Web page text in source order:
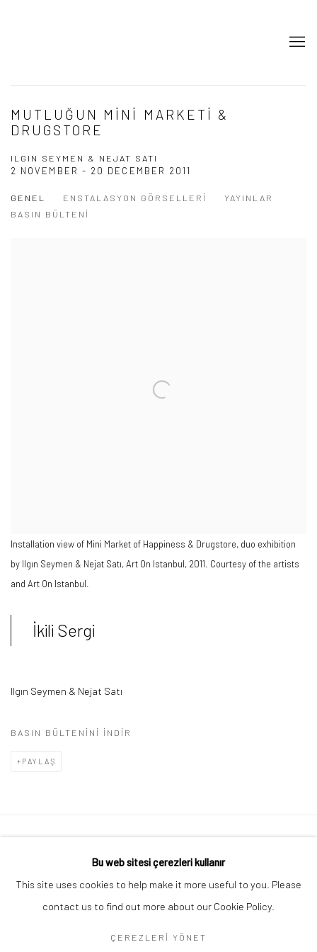
MUTLUĞUN MINI MARKETI &
DRUGSTORE
ILGIN SEYMEN & NEJAT SATI
2 NOVEMBER - 20 DECEMBER 2011
GENEL ENSTALASYON GÖRSELLERI
YAYINLAR
BASIN BÜLTENI
Installation view of Mini Market of Happiness & Drugstore, duo exhibition
by Ilgın Seymen & Nejat Satı, Art On Istanbul, 2011. Courtesy of the artists
and Art On Istanbul.
İkili Sergi
Ilgın Seymen & Nejat Satı
BASIN BÜLTENINI INDIR
PAYLAŞ
© TÜM HAKLARI SAKLIDIR 2026 ART ON ISTANBUL
SITE BY ARTLOGIC
Bu web sitesi çerezleri kullanır
This site uses cookies to help make it more useful to you. Please
contact us to find out more about our Cookie Policy.
ÇEREZLERI YÖNET